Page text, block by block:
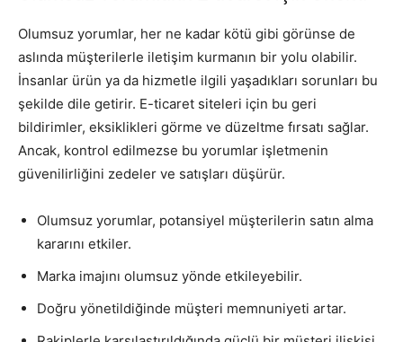
Olumsuz yorumlar, her ne kadar kötü gibi görünse de
aslında müşterilerle iletişim kurmanın bir yolu olabilir.
İnsanlar ürün ya da hizmetle ilgili yaşadıkları sorunları bu
şekilde dile getirir. E-ticaret siteleri için bu geri
bildirimler, eksiklikleri görme ve düzeltme fırsatı sağlar.
Ancak, kontrol edilmezse bu yorumlar işletmenin
güvenilirliğini zedeler ve satışları düşürür.
Olumsuz yorumlar, potansiyel müşterilerin satın alma
kararını etkiler.
Marka imajını olumsuz yönde etkileyebilir.
Doğru yönetildiğinde müşteri memnuniyeti artar.